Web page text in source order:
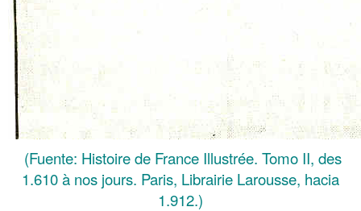
(Fuente: Histoire de France Illustrée. Tomo II, des
1.610 à nos jours. Paris, Librairie Larousse, hacia
1.912.)